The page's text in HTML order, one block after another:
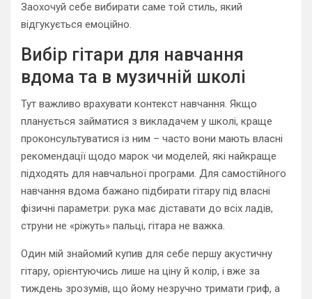
Заохочуй себе вибирати саме той стиль, який
відгукується емоційно.
Вибір гітари для навчання
вдома та в музичній школі
Тут важливо врахувати контекст навчання. Якщо
планується займатися з викладачем у школі, краще
проконсультуватися із ним – часто вони мають власні
рекомендації щодо марок чи моделей, які найкраще
підходять для навчальної програми. Для самостійного
навчання вдома бажано підбирати гітару під власні
фізичні параметри: рука має діставати до всіх ладів,
струни не «ріжуть» пальці, гітара не важка.
Один мій знайомий купив для себе першу акустичну
гітару, орієнтуючись лише на ціну й колір, і вже за
тиждень зрозумів, що йому незручно тримати гриф, а